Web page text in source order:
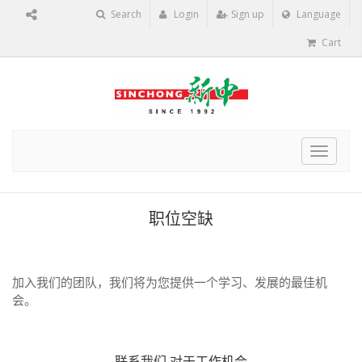
Search Login Sign up Language
Cart
Toggle
职位空缺
加入我们的团队，我们将为您提供一个学习、发展的最佳机
会。